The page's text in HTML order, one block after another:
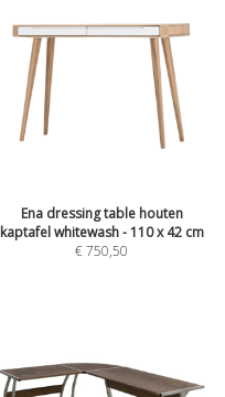
Ena dressing table houten
kaptafel whitewash - 110 x 42 cm
€750,50